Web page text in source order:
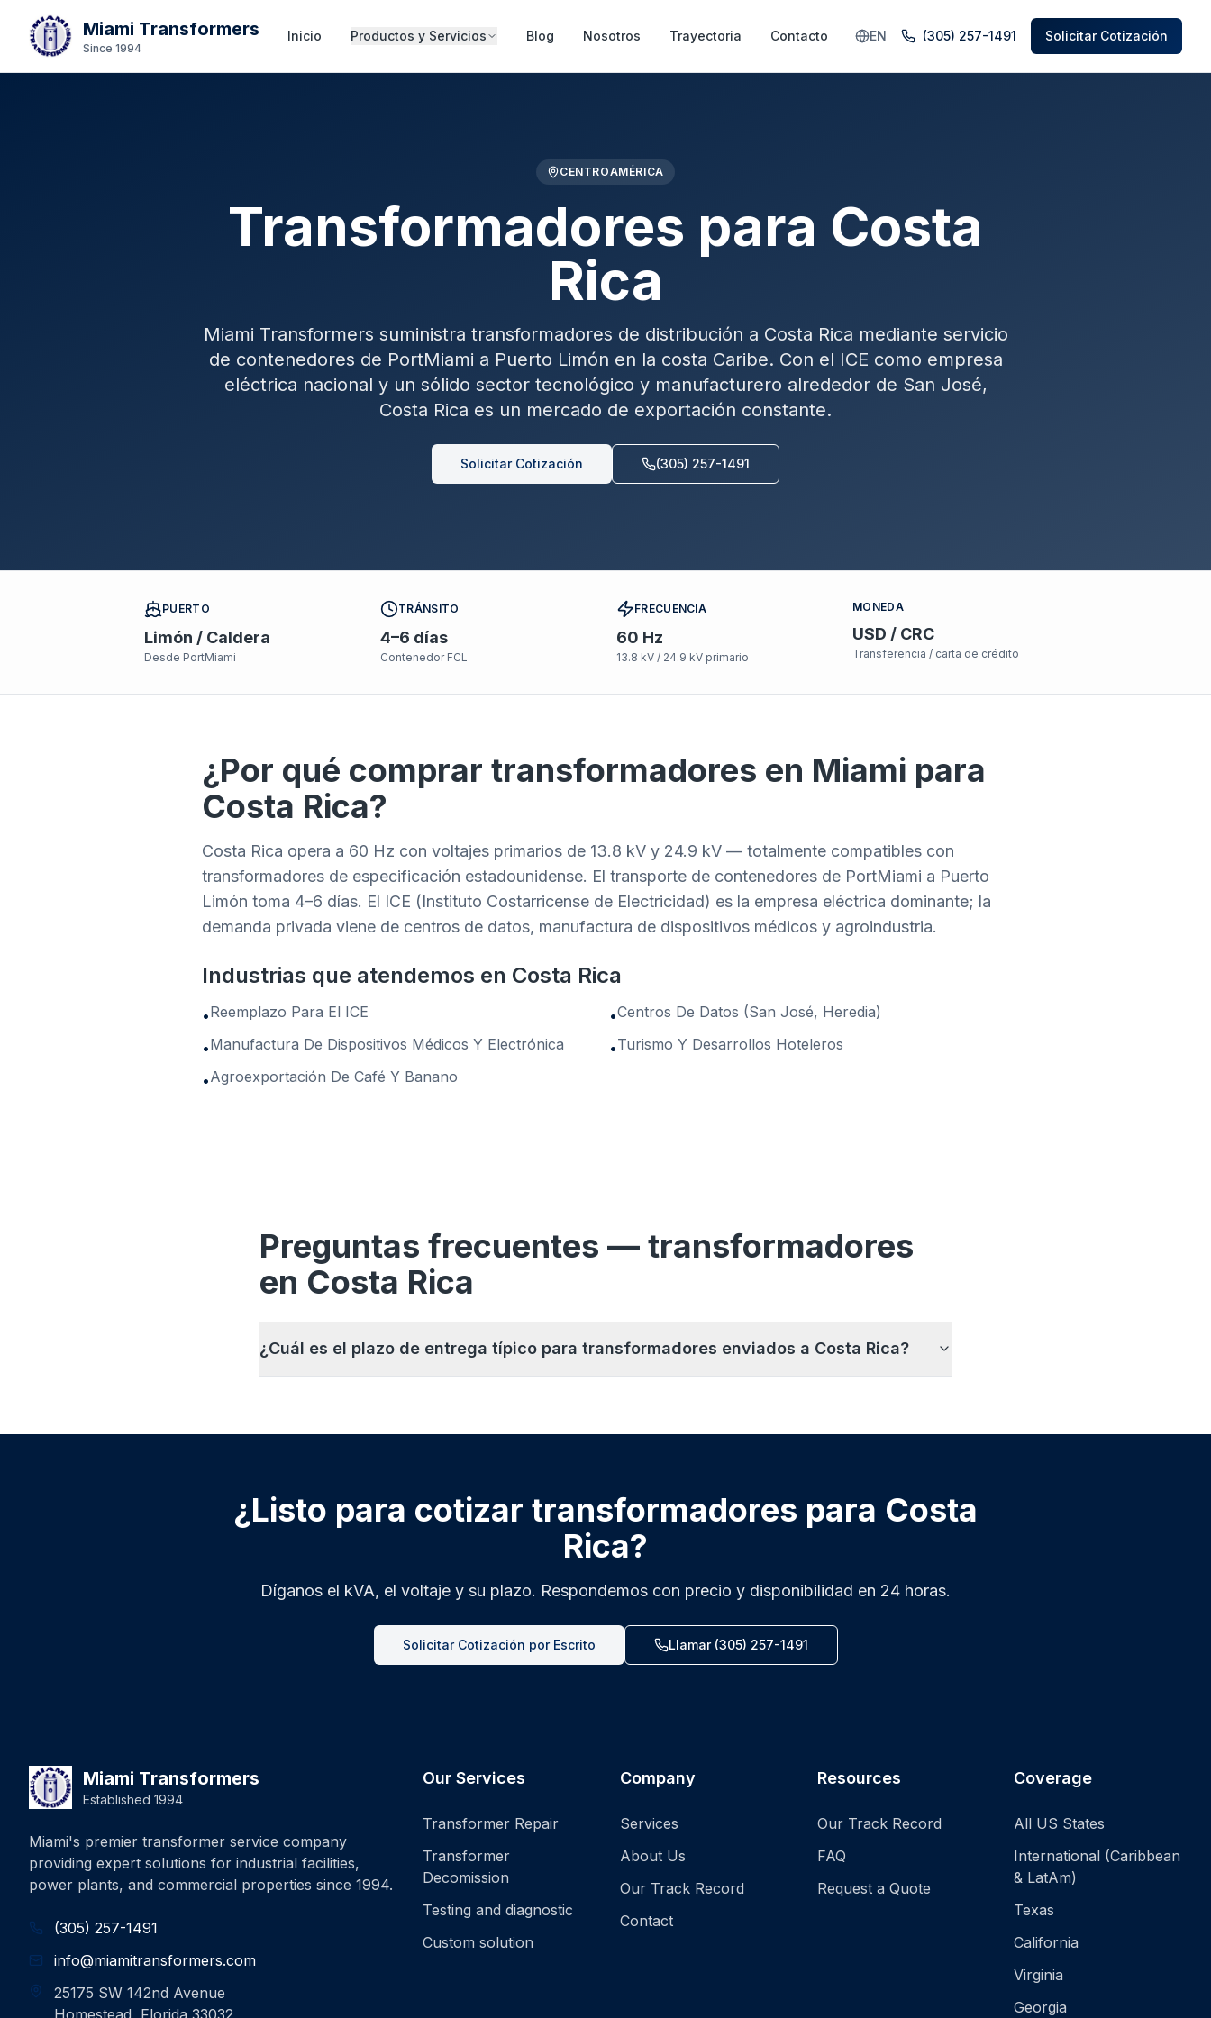
Miami Transformers
Since 1994
Inicio Productos y Servicios Blog Nosotros Trayectoria Contacto EN (305) 257-1491 Solicitar Cotización
CENTROAMÉRICA
Transformadores para Costa
Rica
Miami Transformers suministra transformadores de distribución a Costa Rica mediante servicio
de contenedores de PortMiami a Puerto Limón en la costa Caribe. Con el ICE como empresa
eléctrica nacional y un sólido sector tecnológico y manufacturero alrededor de San José,
Costa Rica es un mercado de exportación constante.
Solicitar Cotización (305) 257-1491
PUERTO
Limón / Caldera
Desde PortMiami
TRÁNSITO
4–6 días
Contenedor FCL
FRECUENCIA
60 Hz
13.8 kV / 24.9 kV primario
MONEDA
USD / CRC
Transferencia / carta de crédito
¿Por qué comprar transformadores en Miami para
Costa Rica?
Costa Rica opera a 60 Hz con voltajes primarios de 13.8 kV y 24.9 kV — totalmente compatibles con
transformadores de especificación estadounidense. El transporte de contenedores de PortMiami a Puerto
Limón toma 4–6 días. El ICE (Instituto Costarricense de Electricidad) es la empresa eléctrica dominante; la
demanda privada viene de centros de datos, manufactura de dispositivos médicos y agroindustria.
Industrias que atendemos en Costa Rica
•Reemplazo Para El ICE •Centros De Datos (San José, Heredia)
•Manufactura De Dispositivos Médicos Y Electrónica •Turismo Y Desarrollos Hoteleros
•Agroexportación De Café Y Banano
Preguntas frecuentes — transformadores
en Costa Rica
¿Cuál es el plazo de entrega típico para transformadores enviados a Costa Rica?
¿Listo para cotizar transformadores para Costa
Rica?
Díganos el kVA, el voltaje y su plazo. Respondemos con precio y disponibilidad en 24 horas.
Solicitar Cotización por Escrito Llamar(305) 257-1491
Miami Transformers
Established 1994
Miami's premier transformer service company
providing expert solutions for industrial facilities,
power plants, and commercial properties since 1994.
(305) 257-1491
info@miamitransformers.com
25175 SW 142nd Avenue
Homestead, Florida 33032
Our Services
Transformer Repair
Transformer
Decomission
Testing and diagnostic
Custom solution
Company
Services
About Us
Our Track Record
Contact
Resources
Our Track Record
FAQ
Request a Quote
Coverage
All US States
International (Caribbean
& LatAm)
Texas
California
Virginia
Georgia